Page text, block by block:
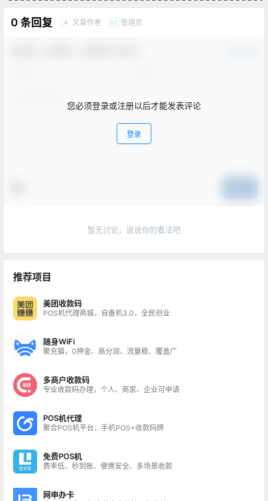
0 条回复 A 文章作者 M 管理员
您必须登录或注册以后才能发表评论
登录
暂无讨论，说说你的看法吧
推荐项目
美团收款码
POS机代理商城，自备机3.0，全民创业
随身WiFi
聚充猫，0押金、高分润、流量稳、覆盖广
多商户收款码
专业收款码办理，个人、商家、企业可申请
POS机代理
聚合POS机平台，手机POS+收款码牌
免费POS机
费率低、秒到账、便携安全、多场景收款
网申办卡